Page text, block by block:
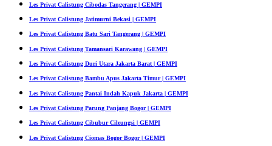
Les Privat Calistung Cibodas Tangerang | GEMPI
Les Privat Calistung Jatimurni Bekasi | GEMPI
Les Privat Calistung Batu Sari Tangerang | GEMPI
Les Privat Calistung Tamansari Karawang | GEMPI
Les Privat Calistung Duri Utara Jakarta Barat | GEMPI
Les Privat Calistung Bambu Apus Jakarta Timur | GEMPI
Les Privat Calistung Pantai Indah Kapuk Jakarta | GEMPI
Les Privat Calistung Parung Panjang Bogor | GEMPI
Les Privat Calistung Cibubur Cileungsi | GEMPI
Les Privat Calistung Ciomas Bogor Bogor | GEMPI